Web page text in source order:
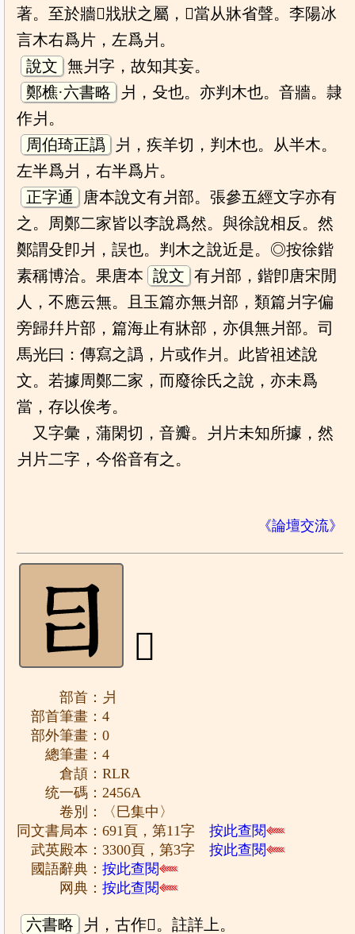
著。至於牆𡉟戕狀之屬，𠀤當从牀省聲。李陽冰
言木右爲片，左爲爿。
說文 無爿字，故知其妄。
鄭樵·六書略
爿，殳也。亦判木也。音牆。隷
作爿。
周伯琦正譌
爿，疾羊切，判木也。从半木。
左半爲爿，右半爲片。
正字通
唐本說文有爿部。張參五經文字亦有
之。周鄭二家皆以李說爲然。與徐說相反。然
鄭謂殳卽爿，誤也。判木之說近是。◎按徐鍇
素稱博洽。果唐本 說文 有爿部，鍇卽唐宋閒
人，不應云無。且玉篇亦無爿部，類篇爿字偏
旁歸幷片部，篇海止有牀部，亦俱無爿部。司
馬光曰：傳寫之譌，片或作爿。此皆祖述說
文。若據周鄭二家，而廢徐氏之說，亦未爲
當，存以俟考。
又字彙，蒲閑切，音瓣。爿片未知所據，然
爿片二字，今俗音有之。
《論壇交流》
𤕪
部首：爿
部首筆畫：4
部外筆畫：0
總筆畫：4
倉頡：RLR
统一碼：2456A
卷別：〈巳集中〉
同文書局本：691頁，第11字按此查閱
武英殿本：3300頁，第3字按此查閱
國語辭典：按此查閱
网典：按此查閱
六書略 爿，古作𤕪。註詳上。